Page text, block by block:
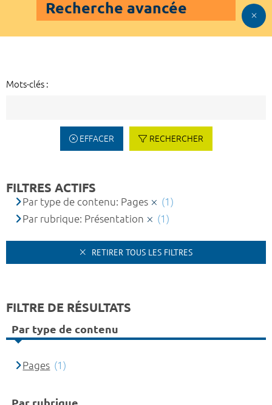
Recherche avancée
Mots-clés :
EFFACER RECHERCHER
FILTRES ACTIFS
Par type de contenu: Pages
(1)
Par rubrique: Présentation
(1)
RETIRER TOUS LES FILTRES
FILTRE DE RÉSULTATS
Par type de contenu
Pages (1)
Par rubrique